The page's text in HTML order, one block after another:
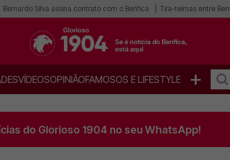
Bernardo Silva assina contrato com o Benfica Tira-teimas entre
VÍDEOSOPINIÃOFAMOSOS E LIFESTYLE +
do Glorioso 1904 no seu WhatsApp!